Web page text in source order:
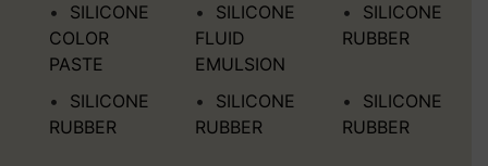
SILICONE
COLOR
PASTE
SILICONE
FLUID
EMULSION
SILICONE
RUBBER
SILICONE
RUBBER
SILICONE
RUBBER
SILICONE
RUBBER